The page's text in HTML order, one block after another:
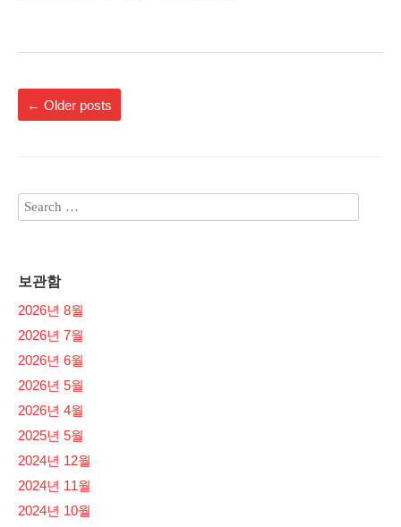
← Older posts
보관함
2026년 8월
2026년 7월
2026년 6월
2026년 5월
2026년 4월
2025년 5월
2024년 12월
2024년 11월
2024년 10월